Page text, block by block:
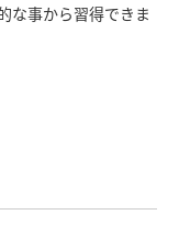
な事から習得できま